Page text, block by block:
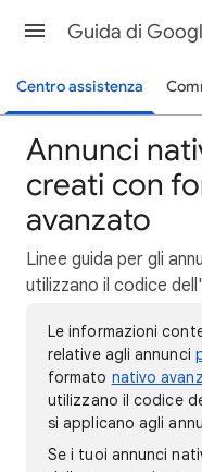
Centro assistenza
Annunci
creati con
avanzato
Linee guida per gli
utilizzano il codice
Le informazioni
relative agli annunci
formato nativo
utilizzano il codice
si applicano agli
Se i tuoi annunci